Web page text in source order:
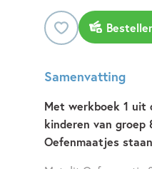
Samenvatting
Met werkboek 1 uit
kinderen van groep
Oefenmaatjes